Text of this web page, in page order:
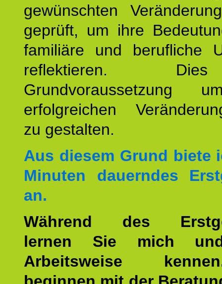
gewünschten
geprüft, um ihre
familiäre und berufliche
reflektieren.
Grundvoraussetzung
erfolgreichen
zu gestalten.
Aus diesem Grund biete
Minuten dauerndes
an.
Während des
lernen Sie mich
Arbeitsweise